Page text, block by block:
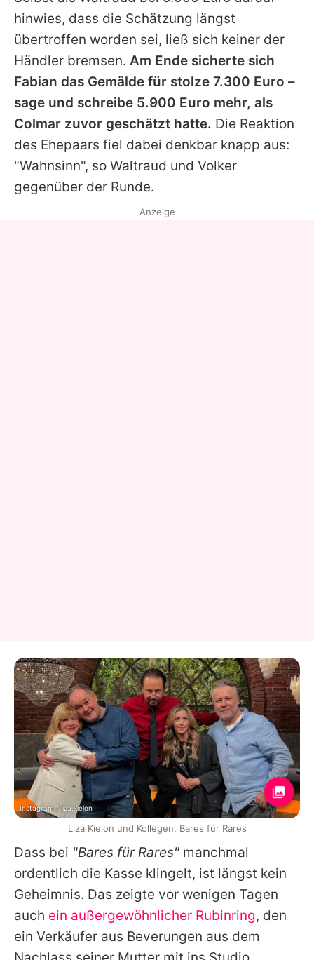
hinwies, dass die Schätzung längst
übertroffen worden sei, ließ sich keiner der
Händler bremsen. Am Ende sicherte sich
Fabian das Gemälde für stolze 7.300 Euro –
sage und schreibe 5.900 Euro mehr, als
Colmar zuvor geschätzt hatte. Die Reaktion
des Ehepaars fiel dabei denkbar knapp aus:
"Wahnsinn", so Waltraud und Volker
gegenüber der Runde.
Dass bei "Bares für Rares" manchmal
ordentlich die Kasse klingelt, ist längst kein
Geheimnis. Das zeigte vor wenigen Tagen
auch ein außergewöhnlicher Rubinring, den
ein Verkäufer aus Beverungen aus dem
Anzeige
Instagram / liza.kielon
Liza Kielon und Kollegen, Bares für Rares